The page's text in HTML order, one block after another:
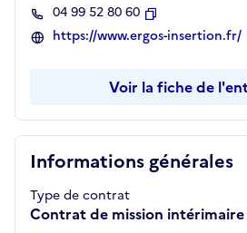
Informations générales
Type de contrat
Contrat de mission intérimaire
04 99 52 80 60
Copier
https://www.ergos-insertion.fr/
Voir la fiche de